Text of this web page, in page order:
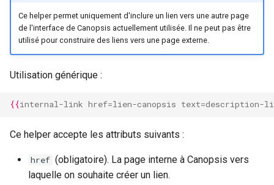
Ce helper permet uniquement d'inclure un lien vers une autre page
de l'interface de Canopsis actuellement utilisée. Il ne peut pas être
utilisé pour construire des liens vers une page externe.
Utilisation générique :
{{internal-link href=lien-canopsis text=description-
Ce helper accepte les attributs suivants :
href (obligatoire). La page interne à Canopsis vers
laquelle on souhaite créer un lien.